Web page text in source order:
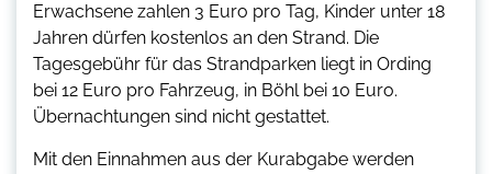
Erwachsene zahlen 3 Euro pro Tag, Kinder unter 18
Jahren dürfen kostenlos an den Strand. Die
Tagesgebühr für das Strandparken liegt in Ording
bei 12 Euro pro Fahrzeug, in Böhl bei 10 Euro.
Übernachtungen sind nicht gestattet.
Mit den Einnahmen aus der Kurabgabe werden